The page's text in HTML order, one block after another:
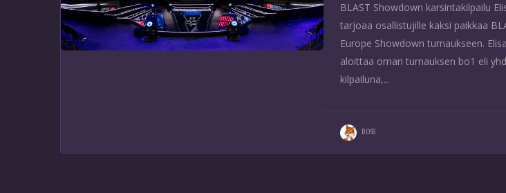
BLAST Showdown karsintakilpailu
tarjoaa osallistujille kaksi paikkaa
Europe Showdown turnaukseen.
aloittaa oman turnauksen bo1 eli
kilpailuna,...
BOSS